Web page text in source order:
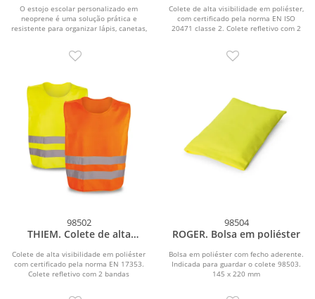
O estojo escolar personalizado em
neoprene é uma solução prática e
resistente para organizar lápis, canetas,
poliéster
Colete de alta visibilidade em poliéster,
com certificado pela norma EN ISO
20471 classe 2. Colete refletivo com 2
98502
THIEM. Colete de alta
Colete de alta visibilidade em poliéster
com certificado pela norma EN 17353.
Colete refletivo com 2 bandas
98504
ROGER. Bolsa em poliéster
Bolsa em poliéster com fecho aderente.
Indicada para guardar o colete 98503.
145 x 220 mm